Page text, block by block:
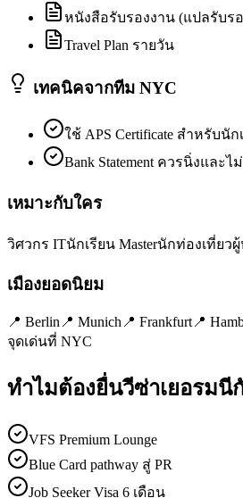
หนังสือรับรองงาน (แปลรับร
Travel Plan รายวัน
เทคนิคจากทีม NYC
ใช้ APS Certificate สำหรับนัก
Bank Statement ควรนิ่งและ
เหมาะกับใคร
วิศวกร ITนักเรียน Masterนักท่องเที่ยว
เมืองยอดนิยม
📍 Berlin 📍 Munich 📍 Frankfurt 📍
จุดเด่นที่ NYC
ทำไมต้องยื่นวีซ่าเยอรมนี
VFS Premium Lounge
Blue Card pathway สู่ PR
Job Seeker Visa 6 เดือน